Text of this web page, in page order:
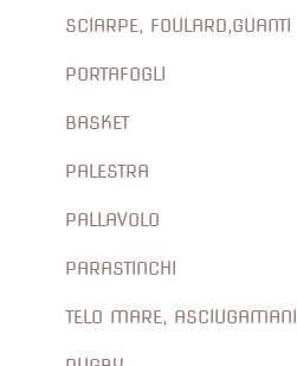
SCIARPE, FOULARD,GUANTI
PORTAFOGLI
BASKET
PALESTRA
PALLAVOLO
PARASTINCHI
TELO MARE, ASCIUGAMANI